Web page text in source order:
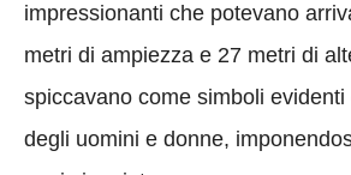
impressionanti che potevano
metri di ampiezza e 27 metri di
spiccavano come simboli evidenti
degli uomini e donne,